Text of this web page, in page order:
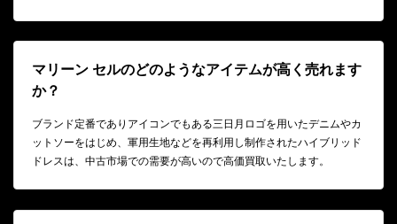
マリーン セルのどのようなアイテムが高く売れます
か？
ブランド定番でありアイコンでもある三日月ロゴを用いたデニムやカ
ットソーをはじめ、軍用生地などを再利用し制作されたハイブリッド
ドレスは、中古市場での需要が高いので高価買取いたします。